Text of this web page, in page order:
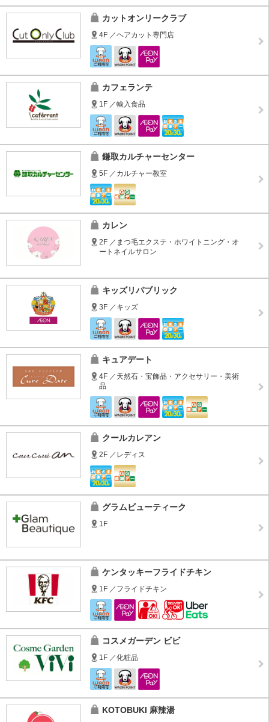
カットオンリークラブ
4F ／ヘアカット専門店
カフェランテ
1F ／輸入食品
鎌取カルチャーセンター
5F ／カルチャー教室
カレン
2F ／まつ毛エクステ・ホワイトニング・オ
ートネイルサロン
キッズリパブリック
3F ／キッズ
キュアデート
4F ／天然石・宝飾品・アクセサリー・美術
品
クールカレアン
2F ／レディス
グラムビューティーク
1F
ケンタッキーフライドチキン
1F ／フライドチキン
コスメガーデン ビビ
1F ／化粧品
KOTOBUKI 麻辣湯